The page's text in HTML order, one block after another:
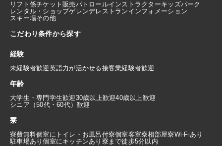
リフト係チケット販売パトロールインストラクターキッズパーク
レンタル・ショップゲレンデレストラン インフォメーション
スキー場その他
こだわり条件から探す
経験
未経験者歓迎英語力が活かせる接客業経験者歓迎
年齢
大学生・専門学生歓迎30歳以上歓迎40歳以上歓迎
シニア（50代・60代）歓迎
寮
寮費無料個室にトイレ・お風呂付寮個室客室寮相部屋寮Wi-Fiあり
駐車場あり個室にキッチンあり 寮まで徒歩5分以内